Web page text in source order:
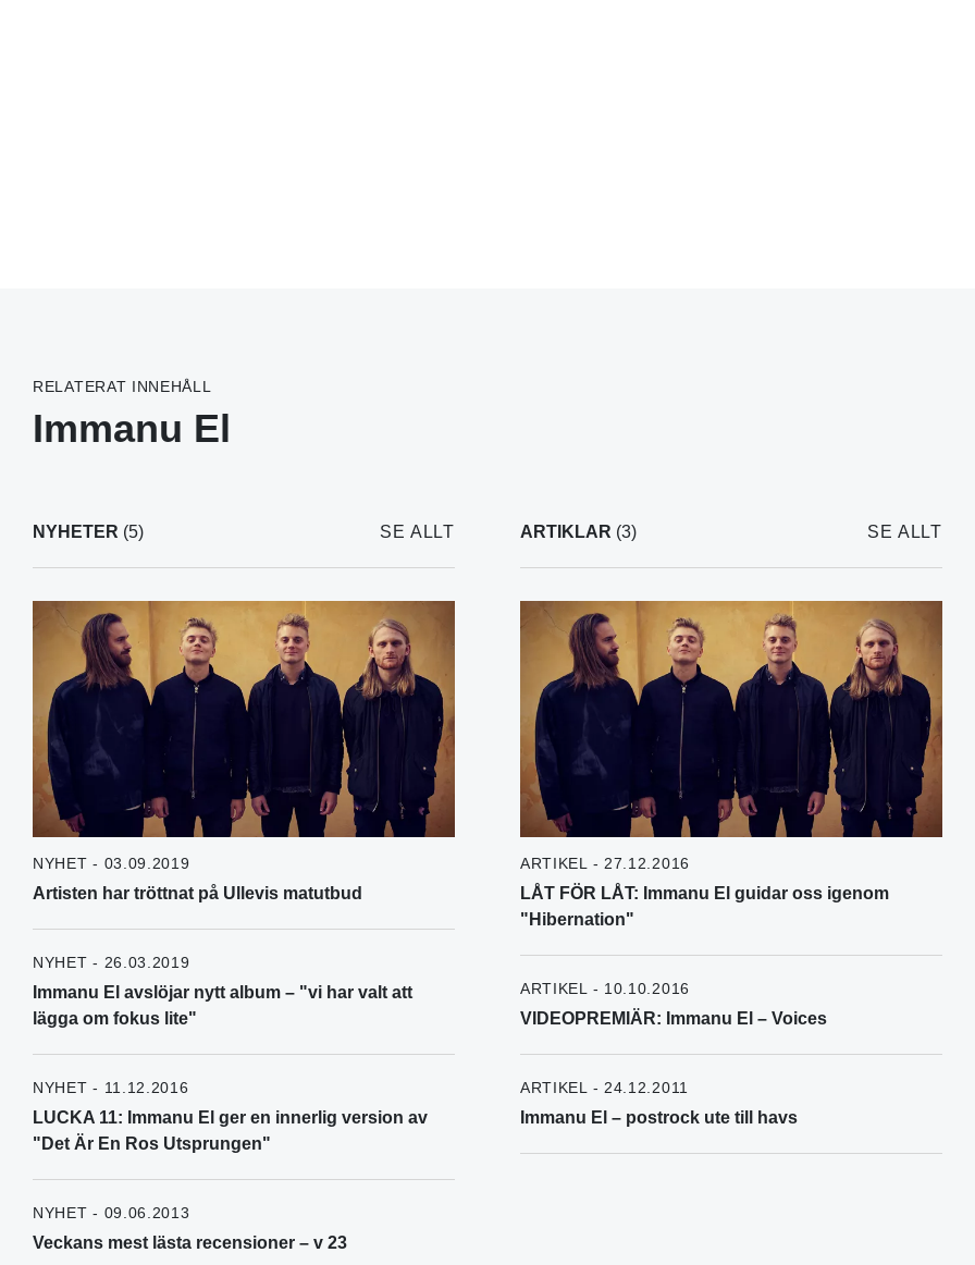
RELATERAT INNEHÅLL
Immanu El
NYHETER (5) SE ALLT
NYHET - 03.09.2019
Artisten har tröttnat på Ullevis matutbud
NYHET - 26.03.2019
Immanu El avslöjar nytt album – "vi har valt att
lägga om fokus lite"
NYHET - 11.12.2016
LUCKA 11: Immanu El ger en innerlig version av
"Det Är En Ros Utsprungen"
NYHET - 09.06.2013
Veckans mest lästa recensioner – v 23
ARTIKLAR (3) SE ALLT
ARTIKEL - 27.12.2016
LÅT FÖR LÅT: Immanu El guidar oss igenom
"Hibernation"
ARTIKEL - 10.10.2016
VIDEOPREMIÄR: Immanu El – Voices
ARTIKEL - 24.12.2011
Immanu El – postrock ute till havs